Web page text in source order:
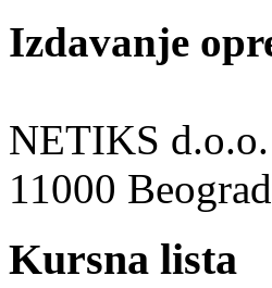
Izdavanje
NETIKS
11000 Beograd
Kursna lista